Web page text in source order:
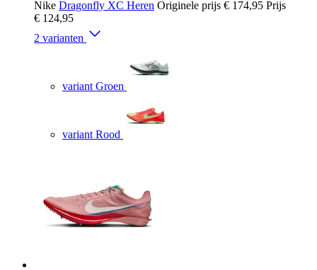
Nike Dragonfly XC Heren Originele prijs € 174,95 Prijs
€ 124,95
2 varianten
variant Groen
variant Rood